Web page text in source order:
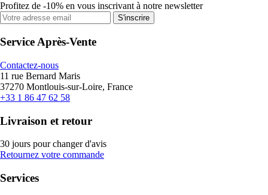
Profitez de -10% en vous inscrivant à notre newsletter
S'inscrire
Service Après-Vente
Contactez-nous
11 rue Bernard Maris
37270 Montlouis-sur-Loire, France
+33 1 86 47 62 58
Livraison et retour
30 jours pour changer d'avis
Retournez votre commande
Services